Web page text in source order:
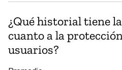
¿Qué historial tiene
cuanto a la
usuarios?